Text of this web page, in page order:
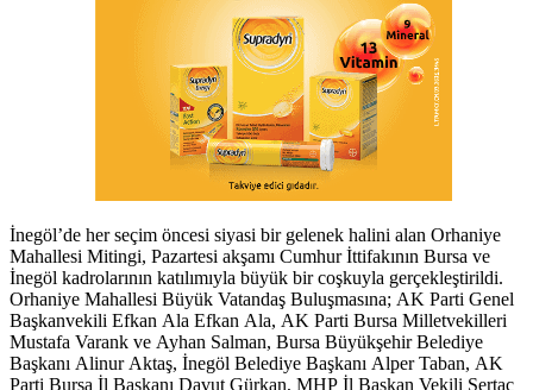
İnegöl’de her seçim öncesi siyasi bir gelenek halini alan Orhaniye
Mahallesi Mitingi, Pazartesi akşamı Cumhur İttifakının Bursa ve
İnegöl kadrolarının katılımıyla büyük bir coşkuyla gerçekleştirildi.
Orhaniye Mahallesi Büyük Vatandaş Buluşmasına; AK Parti Genel
Başkanvekili Efkan Ala Efkan Ala, AK Parti Bursa Milletvekilleri
Mustafa Varank ve Ayhan Salman, Bursa Büyükşehir Belediye
Başkanı Alinur Aktaş, İnegöl Belediye Başkanı Alper Taban, AK
Parti Bursa İl Başkanı Davut Gürkan, MHP İl Başkan Vekili Sertaç